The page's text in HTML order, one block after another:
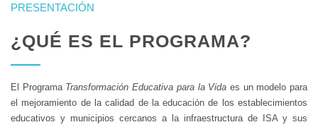
PRESENTACIÓN
¿QUÉ ES EL PROGRAMA?
El Programa Transformación Educativa para la Vida es un modelo para
el mejoramiento de la calidad de la educación de los establecimientos
educativos y municipios cercanos a la infraestructura de ISA y sus